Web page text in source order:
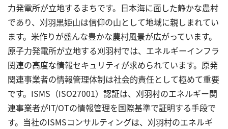
力発電所が立地するまちです。日本海に面した静かな農村
であり、刈羽黒姫山は信仰の山として地域に親しまれてい
ます。米作りが盛んな豊かな農村風景が広がっています。
原子力発電所が立地する刈羽村では、エネルギーインフラ
関連の高度な情報セキュリティが求められています。原発
関連事業者の情報管理体制は社会的責任として極めて重要
です。ISMS（ISO27001）認証は、刈羽村のエネルギー関
連事業者がIT/OTの情報管理を国際基準で証明する手段で
す。当社のISMSコンサルティングは、刈羽村のエネルギ